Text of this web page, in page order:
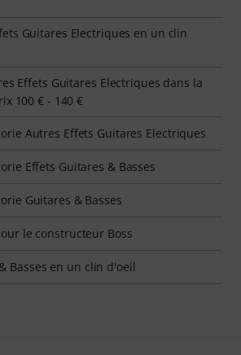
Guitares Electriques en un clin
Effets Guitares Electriques dans la
100 € - 140 €
Autres Effets Guitares Electriques
Effets Guitares & Basses
Guitares & Basses
le constructeur Boss
Basses en un clin d'oeil